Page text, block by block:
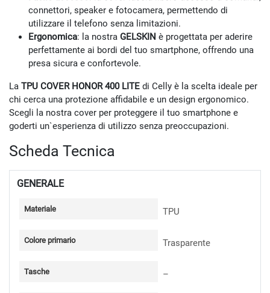
connettori, speaker e fotocamera, permettendo di
utilizzare il telefono senza limitazioni.
Ergonomica: la nostra GELSKIN è progettata per aderire
perfettamente ai bordi del tuo smartphone, offrendo una
presa sicura e confortevole.
La TPU COVER HONOR 400 LITE di Celly è la scelta ideale per
chi cerca una protezione affidabile e un design ergonomico.
Scegli la nostra cover per proteggere il tuo smartphone e
goderti un`esperienza di utilizzo senza preoccupazioni.
Scheda Tecnica
GENERALE
Materiale TPU
Colore primario Trasparente
Tasche –